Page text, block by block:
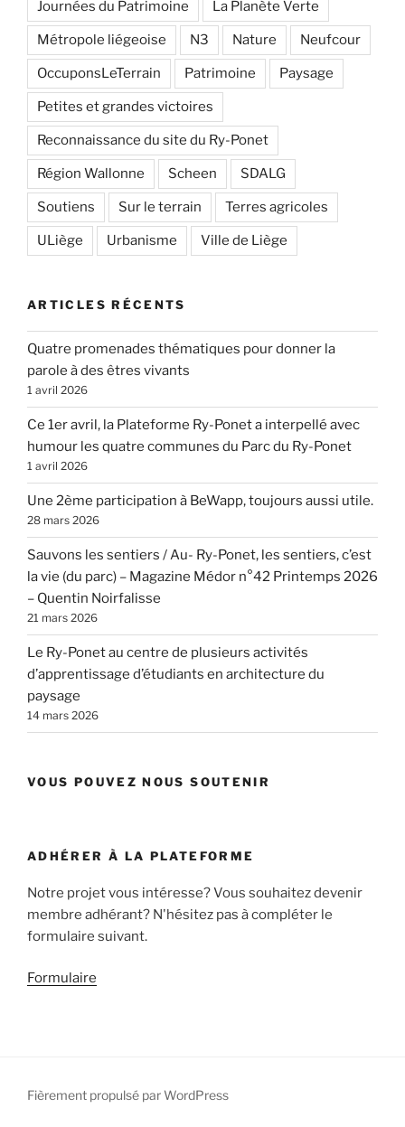
Journées du Patrimoine La Planète Verte
Métropole liégeoise N3 Nature Neufcour
OccuponsLeTerrain Patrimoine Paysage
Petites et grandes victoires
Reconnaissance du site du Ry-Ponet
Région Wallonne Scheen SDALG
Soutiens Sur le terrain Terres agricoles
ULiège Urbanisme Ville de Liège
ARTICLES RÉCENTS
Quatre promenades thématiques pour donner la
parole à des êtres vivants
1 avril 2026
Ce 1er avril, la Plateforme Ry-Ponet a interpellé avec
humour les quatre communes du Parc du Ry-Ponet
1 avril 2026
Une 2ème participation à BeWapp, toujours aussi utile.
28 mars 2026
Sauvons les sentiers / Au- Ry-Ponet, les sentiers, c’est
la vie (du parc) – Magazine Médor n°42 Printemps 2026
– Quentin Noirfalisse
21 mars 2026
Le Ry-Ponet au centre de plusieurs activités
d’apprentissage d’étudiants en architecture du
paysage
14 mars 2026
VOUS POUVEZ NOUS SOUTENIR
ADHÉRER À LA PLATEFORME
Notre projet vous intéresse? Vous souhaitez devenir
membre adhérant? N'hésitez pas à compléter le
formulaire suivant.
Formulaire
Fièrement propulsé par WordPress